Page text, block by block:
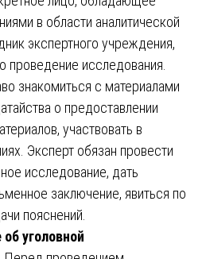
в области аналитической
экспертного учреждения,
проведение исследования.
знакомиться с материалами
о предоставлении
участвовать в
Эксперт обязан провести
исследование, дать
заключение, явиться по
пояснений.
уголовной